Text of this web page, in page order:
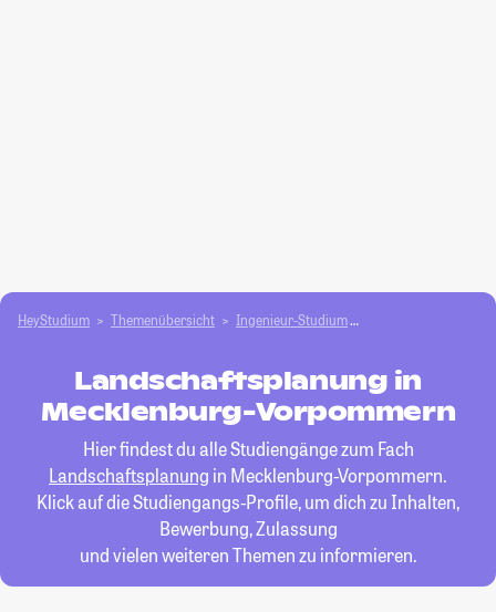
HeyStudium Themenübersicht Ingenieur-Studium
Landschaftsplanung in
Mecklenburg-Vorpommern
Hier findest du alle Studiengänge zum Fach
Landschaftsplanung in Mecklenburg-Vorpommern.
Klick auf die Studiengangs-Profile, um dich zu Inhalten,
Bewerbung, Zulassung
und vielen weiteren Themen zu informieren.